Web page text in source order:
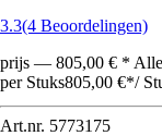
3.3(4 Beoordelingen)
prijs — 805,00 € * Alle
per Stuks805,00 €*/
Art.nr. 5773175